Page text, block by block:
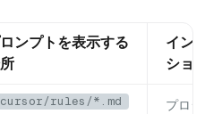
ンプトを表示する
インス
ション
rules/*.md
プロジェ